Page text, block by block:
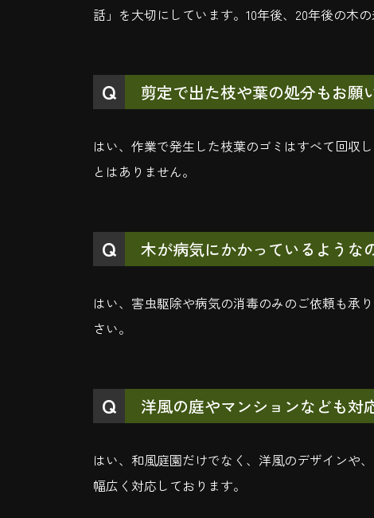
話」を大切にしています。10年後、20年後の木
剪定で出た枝や葉の処分もお願
はい、作業で発生した枝葉のゴミはすべて回収
とはありません。
木が病気にかかっているような
はい、害虫駆除や病気の消毒のみのご依頼も承
さい。
洋風の庭やマンションなども対
はい、和風庭園だけでなく、洋風のデザインや
幅広く対応しております。